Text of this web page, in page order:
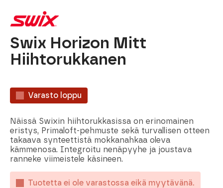
Swix Horizon Mitt
Hiihtorukkanen
Varasto loppu
Näissä Swixin hiihtorukkasissa on erinomainen
eristys, Primaloft-pehmuste sekä turvallisen otteen
takaava synteettistä mokkanahkaa oleva
kämmenosa. Integroitu nenäpyyhe ja joustava
ranneke viimeistele käsineen.
Tuotetta ei ole varastossa eikä myytävänä.